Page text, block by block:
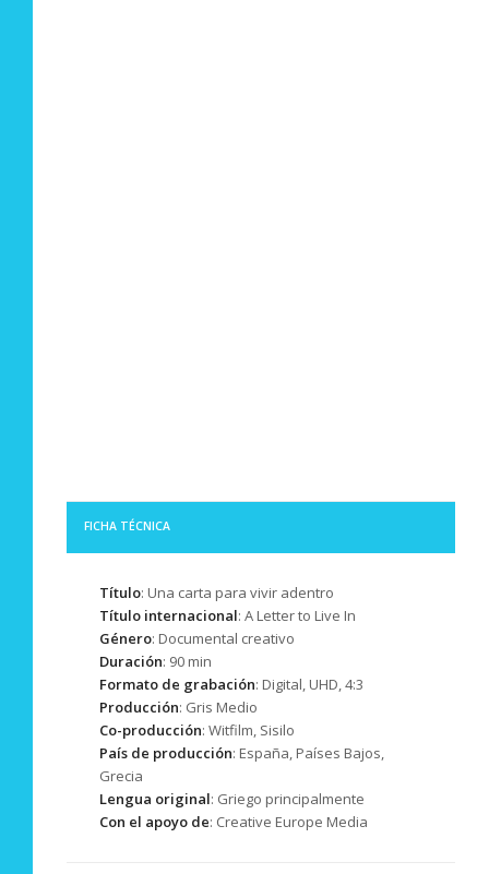
FICHA TÉCNICA
Título: Una carta para vivir adentro
Título internacional: A Letter to Live In
Género: Documental creativo
Duración: 90 min
Formato de grabación: Digital, UHD, 4:3
Producción: Gris Medio
Co-producción: Witfilm, Sisilo
País de producción: España, Países Bajos,
Grecia
Lengua original: Griego principalmente
Con el apoyo de: Creative Europe Media